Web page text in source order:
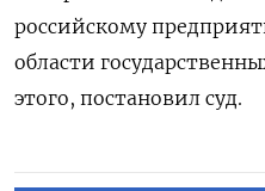
российскому
области
этого, постановил суд.